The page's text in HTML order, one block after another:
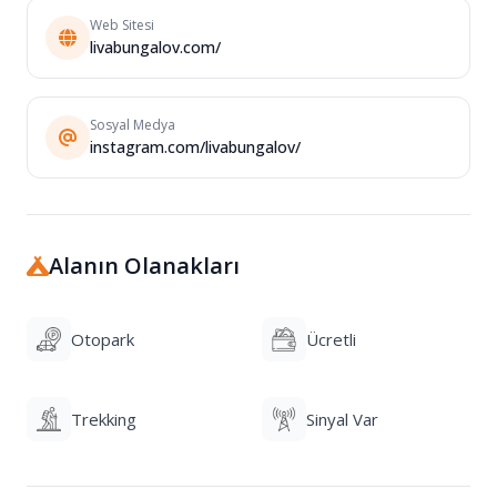
Web Sitesi
livabungalov.com/
Sosyal Medya
instagram.com/livabungalov/
Alanın Olanakları
Otopark Ücretli
Trekking Sinyal Var